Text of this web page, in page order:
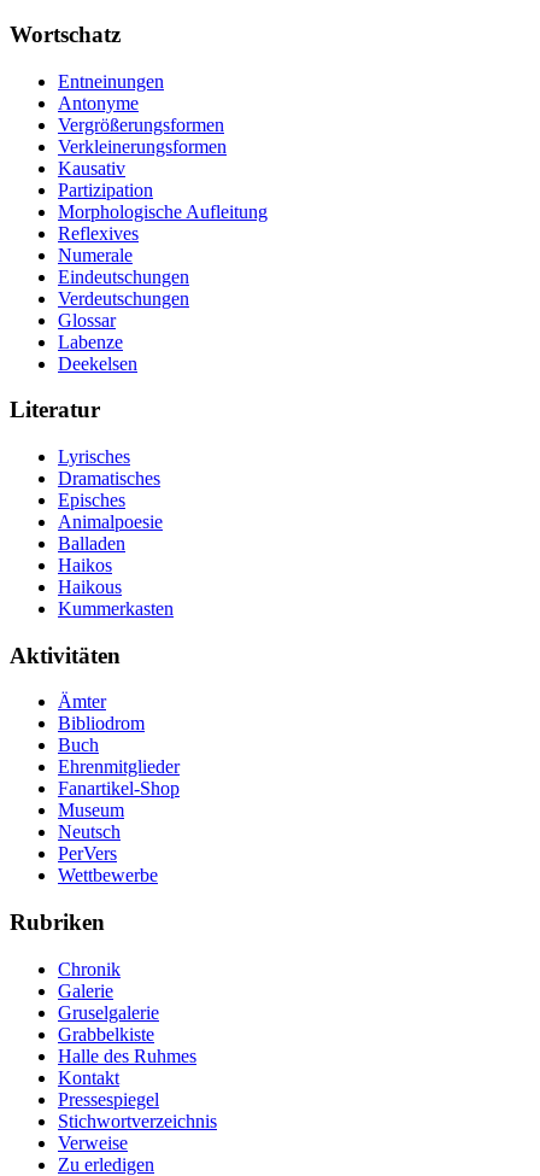
Wortschatz
Entneinungen
Antonyme
Vergrößerungsformen
Verkleinerungsformen
Kausativ
Partizipation
Morphologische Aufleitung
Reflexives
Numerale
Eindeutschungen
Verdeutschungen
Glossar
Labenze
Deekelsen
Literatur
Lyrisches
Dramatisches
Episches
Animalpoesie
Balladen
Haikos
Haikous
Kummerkasten
Aktivitäten
Ämter
Bibliodrom
Buch
Ehrenmitglieder
Fanartikel-Shop
Museum
Neutsch
PerVers
Wettbewerbe
Rubriken
Chronik
Galerie
Gruselgalerie
Grabbelkiste
Halle des Ruhmes
Kontakt
Pressespiegel
Stichwortverzeichnis
Verweise
Zu erledigen